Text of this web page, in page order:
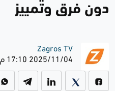
دون فرق وتمييز
Zagros TV
2025/11/04 17:10 م